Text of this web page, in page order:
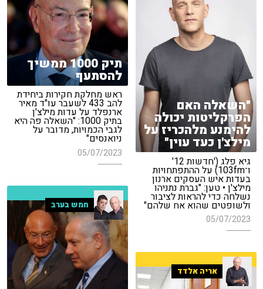
תיק 1000 ממשיך
להסתעף
ראש מחלקת חקירות ביחידת
להב 433 לשעבר עו"ד מאיר
ארנפלד על עדות מילצ'ן
בתיק 1000: "השאלה פה היא
לגבי הכמויות, מדובר על
ניואנסים"
05/07/2023
"השאלה האם
הפרקליטות יכולה
להימנע מלהכריז על
מילצ'ן כעד עוין"
גיא פלג ('חדשות 12'
ו־103fm) על ההתפתחויות
בעדות איש העסקים ארנון
מילצ'ן • טען: "גברת נתניהו
נשלחה כדי להראות לציבור
ולשופטים שהוא אח שלהם"
05/07/2023
חמש בערב
אריה אלדד